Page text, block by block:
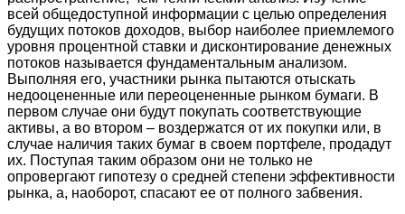
всей общедоступной информации с целью определения
будущих потоков доходов, выбор наиболее приемлемого
уровня процентной ставки и дисконтирование денежных
потоков называется фундаментальным анализом.
Выполняя его, участники рынка пытаются отыскать
недооцененные или переоцененные рынком бумаги. В
первом случае они будут покупать соответствующие
активы, а во втором – воздержатся от их покупки или, в
случае наличия таких бумаг в своем портфеле, продадут
их. Поступая таким образом они не только не
опровергают гипотезу о средней степени эффективности
рынка, а, наоборот, спасают ее от полного забвения.